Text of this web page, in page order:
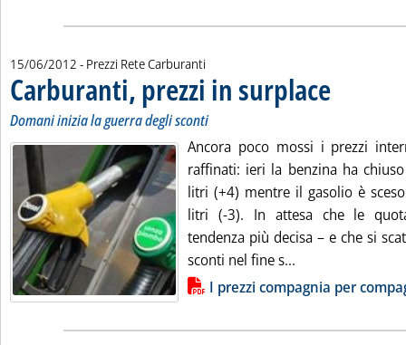
15/06/2012 - Prezzi Rete Carburanti
Carburanti, prezzi in surplace
Domani inizia la guerra degli sconti
Ancora poco mossi i prezzi
raffinati: ieri la benzina ha
litri (+4) mentre il gasolio è
litri (-3). In attesa che le
tendenza più decisa – e che si
sconti nel fine s...
Lista allegati PDF alla notiziaI prezzi compagnia per